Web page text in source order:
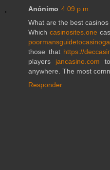
Anónimo 4:09 p.m.
What are the best
Whichcasinosites.one
those that https://
players jancasino.com
anywhere. The most
Responder